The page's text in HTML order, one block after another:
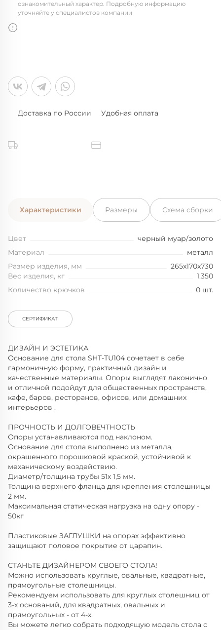
ознакомительный характер. Подробную информацию
уточняйте у специалистов компании
Доставка по России Удобная оплата
Характеристики Размеры Схема сборки
Цвет
черный муар/золото
Материал
металл
Размер изделия, мм
265x170x730
Вес изделия, кг
1.350
Количество крючков
0 шт.
СЕРТИФИКАТ
ДИЗАЙН И ЭСТЕТИКА
Основание для стола SHT-TU104 cочетает в себе
гармоничную форму, практичный дизайн и
качественные материалы. Опоры выглядят лаконично
и отличной подойдут для общественных пространств,
кафе, баров, ресторанов, офисов, или домашних
интерьеров .
ПРОЧНОСТЬ И ДОЛГОВЕЧТНОСТЬ
Опоры устанавливаются под наклоном.
Основание для стола выполнено из металла,
окрашенного порошковой краской, устойчивой к
механическому воздействию.
Диаметр/толщина трубы 51х 1,5 мм.
Толщина верхнего фланца для крепления столешницы
2 мм.
Максимальная статическая нагрузка на одну опору -
50кг
Пластиковые ЗАГЛУШКИ на опорах эффективно
защищают половое покрытие от царапин.
СТАНЬТЕ ДИЗАЙНЕРОМ СВОЕГО СТОЛА!
Можно использовать круглые, овальные, квадратные,
прямоугольные столешницы.
Рекомендуем использовать для круглых столешниц от
3-х оснований, для квадратных, овальных и
прямоугольных - от 4-х.
Вы можете легко собрать подходящую модель стола с